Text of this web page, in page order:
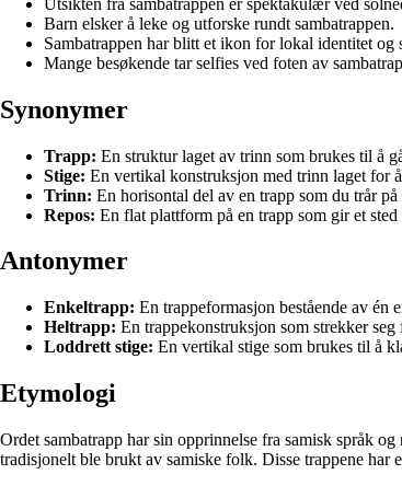
Barn elsker å leke og utforske rundt sambatrappen.
Sambatrappen har blitt et ikon for lokal identitet og
Mange besøkende tar selfies ved foten av
Synonymer
Trapp: En struktur laget av trinn som brukes til å
Stige: En vertikal konstruksjon med trinn laget for
Trinn: En horisontal del av en trapp som du trår
Repos: En flat plattform på en trapp som gir et
Antonymer
Enkeltrapp: En trappeformasjon bestående av én
Heltrapp: En trappekonstruksjon som strekker
Loddrett stige: En vertikal stige som brukes til å
Etymologi
Ordet sambatrapp har sin opprinnelse fra samisk språk
tradisjonelt ble brukt av samiske folk. Disse trappene har